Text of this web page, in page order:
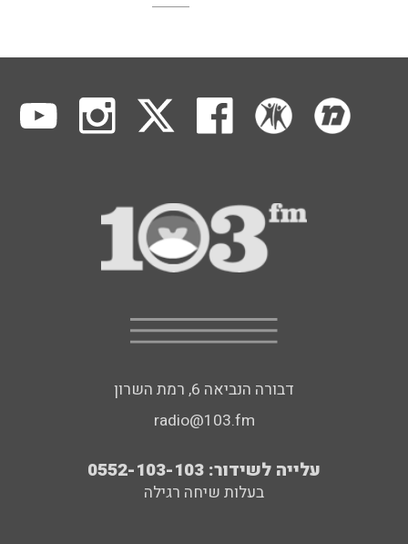
דבורה הנביאה 6, רמת השרון
radio@103.fm
עלייה לשידור: 0552-103-103
בעלות שיחה רגילה